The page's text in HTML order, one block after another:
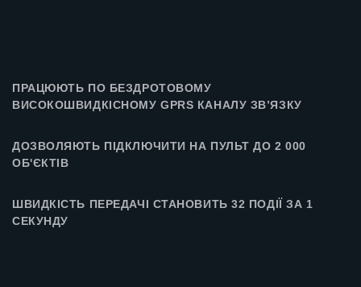
ПРАЦЮЮТЬ ПО БЕЗДРОТОВОМУ
ВИСОКОШВИДКІСНОМУ GPRS КАНАЛУ ЗВ’ЯЗКУ
ДОЗВОЛЯЮТЬ ПІДКЛЮЧИТИ НА ПУЛЬТ ДО 2 000
ОБ'ЄКТІВ
ШВИДКІСТЬ ПЕРЕДАЧІ СТАНОВИТЬ 32 ПОДІЇ ЗА 1
СЕКУНДУ